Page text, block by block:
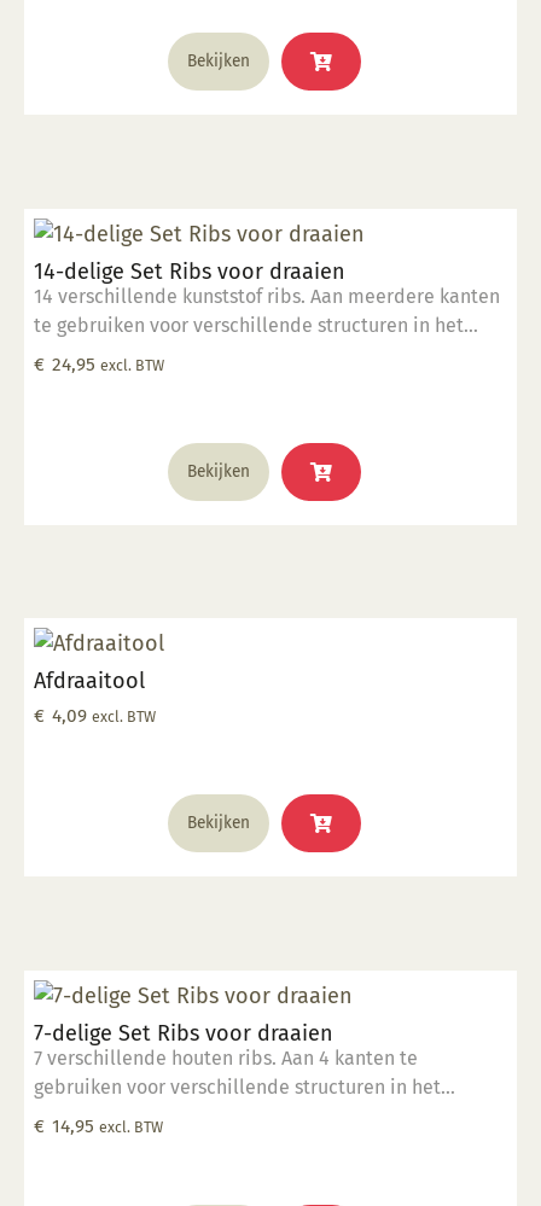
Bekijken
14-delige Set Ribs voor draaien
14 verschillende kunststof ribs. Aan meerdere kanten
te gebruiken voor verschillende structuren in het
draaiwerk.
€ 24,95 excl. BTW
Bekijken
Afdraaitool
€ 4,09 excl. BTW
Bekijken
7-delige Set Ribs voor draaien
7 verschillende houten ribs. Aan 4 kanten te
gebruiken voor verschillende structuren in het
draaiwerk.
€ 14,95 excl. BTW